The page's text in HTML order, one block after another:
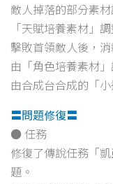
敵人掉落的部分素
「天賦培養素材」
擊敗首領敵人後，
由「角色培養素材
由合成台合成的「
〓問題修復〓
● 任務
修復了傳說任務「
題。